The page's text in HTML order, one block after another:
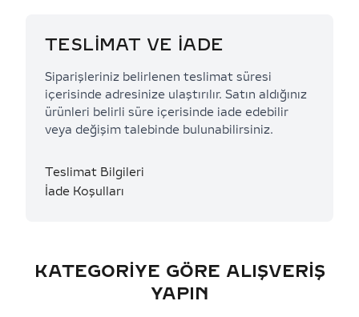
TESLİMAT VE İADE
Siparişleriniz belirlenen teslimat süresi
içerisinde adresinize ulaştırılır. Satın aldığınız
ürünleri belirli süre içerisinde iade edebilir
veya değişim talebinde bulunabilirsiniz.
Teslimat Bilgileri
İade Koşulları
KATEGORIYE GÖRE ALIŞVERIŞ
YAPIN